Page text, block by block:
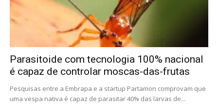
Parasitoide com tecnologia 100% nacional
é capaz de controlar moscas-das-frutas
Pesquisas entre a Embrapa e a startup Partamon comprovam que
uma vespa nativa é capaz de parasitar 40% das larvas de...